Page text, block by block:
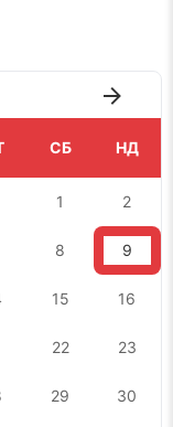
СБ НД
1 2
8 9
15 16
22 23
29 30